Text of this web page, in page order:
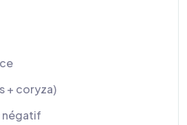
+ coryza)
négatif